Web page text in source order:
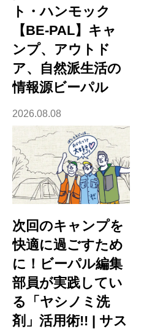
ト・ハンモック
【BE-PAL】キャ
ンプ、アウトド
ア、自然派生活の
情報源ビーパル
2026.08.08
次回のキャンプを
快適に過ごすため
に！ビーパル編集
部員が実践してい
る「ヤシノミ洗
剤」活用術!! | サス